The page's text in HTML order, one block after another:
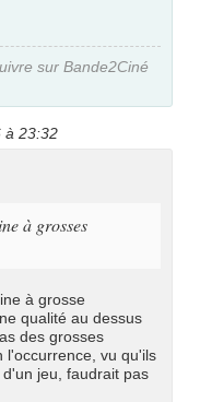
sur Bande2Ciné
à 23:32
à grosses
à grosse
qualité au dessus
des grosses
l'occurrence, vu qu'ils
jeu, faudrait pas